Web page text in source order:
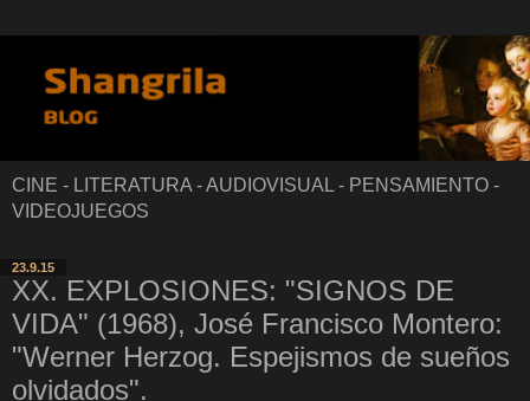
CINE - LITERATURA - AUDIOVISUAL - PENSAMIENTO -
VIDEOJUEGOS
23.9.15
XX. EXPLOSIONES: "SIGNOS DE
VIDA" (1968), José Francisco Montero:
"Werner Herzog. Espejismos de sueños
olvidados".